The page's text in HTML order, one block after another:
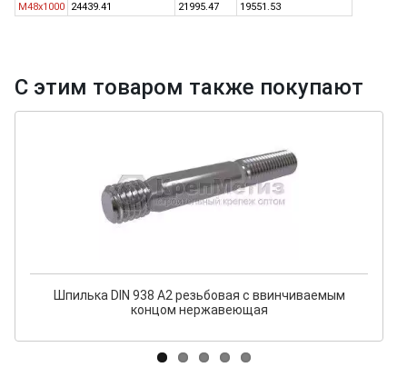
M48x1000
24439.41 21995.47 19551.53
С этим товаром также покупают
Шпилька DIN 938 А2 резьбовая с ввинчиваемым
концом нержавеющая